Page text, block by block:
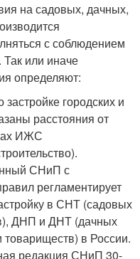
на садовых, дачных,
с соблюдением
Так или иначе
определяют:
городских и
расстояния от
ИЖС
СНиП с
регламентирует
в СНТ (садовых
ДНП и ДНТ (дачных
товариществ) в России.
редакция СНиП 30-